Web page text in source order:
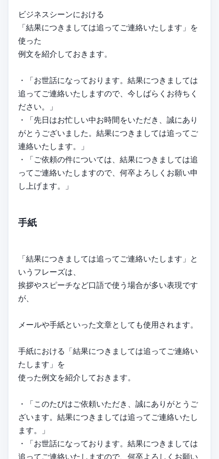
ビジネスシーンにおける
「結果につきましては追ってご連絡いたします」を
使った
例文を紹介しておきます。
・「お世話になっております。結果につきましては
追ってご連絡いたしますので、今しばらくお待ちく
ださい。」
・「先日はお忙しい中お時間をいただき、誠にあり
がとうございました。結果につきましては追ってご
連絡いたします。」
・「ご依頼の件については、結果につきましては追
ってご連絡いたしますので、何卒よろしくお願い申
し上げます。」
手紙
「結果につきましては追ってご連絡いたします」と
いうフレーズは、
挨拶やスピーチなど口語で使う場合が多い表現です
が、
メールや手紙といった文章としても使用されます。
手紙における「結果につきましては追ってご連絡い
たします」を
使った例文を紹介しておきます。
・「このたびはご依頼いただき、誠にありがとうご
ざいます。結果につきましては追ってご連絡いたし
ます。」
・「お世話になっております。結果につきましては
追ってご連絡いたしますので、何卒よろしくお願い